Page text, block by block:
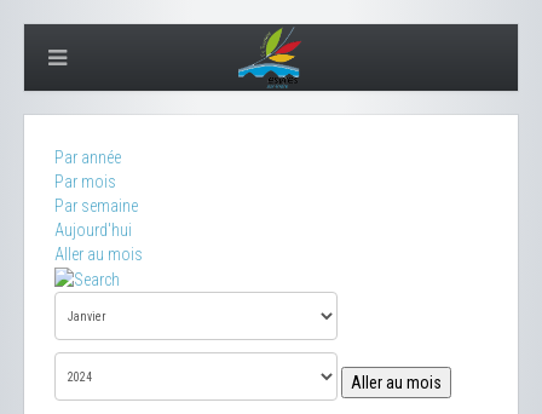
Par année
Par mois
Par semaine
Aujourd'hui
Aller au mois
Aller au mois